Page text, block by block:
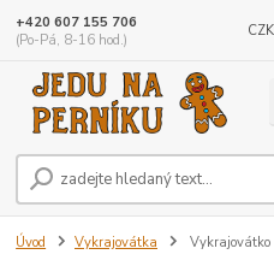
+420 607 155 706
(Po-Pá, 8-16 hod.)
Úvod Vykrajovátka Vykrajovátko